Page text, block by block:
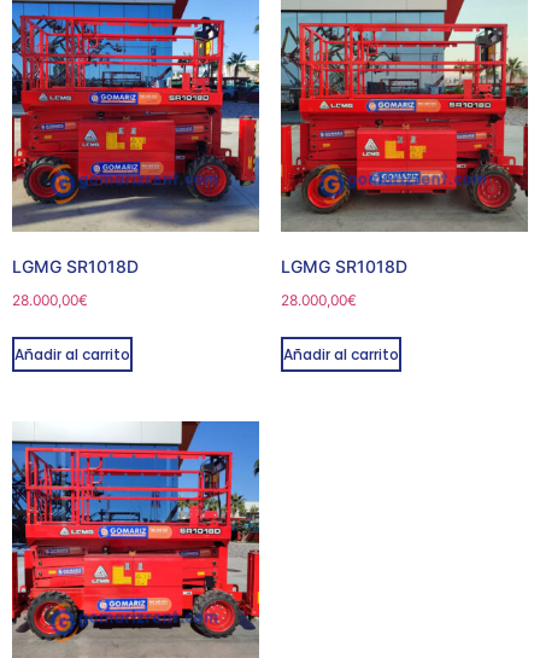
LGMG SR1018D
28.000,00€
Añadir al carrito
LGMG SR1018D
28.000,00€
Añadir al carrito